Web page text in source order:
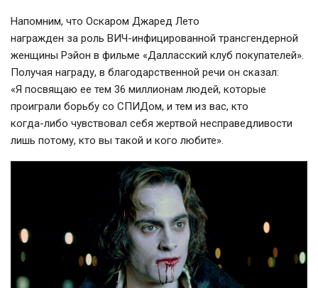
Напомним, что Оскаром Джаред Лето
награжден за роль ВИЧ-инфицированной трансгендерной
женщины Рэйон в фильме «Далласский клуб покупателей».
Получая награду, в благодарственной речи он сказал:
«Я посвящаю ее тем 36 миллионам людей, которые
проиграли борьбу со СПИДом, и тем из вас, кто
когда-либо чувствовал себя жертвой несправедливости
лишь потому, кто вы такой и кого любите».